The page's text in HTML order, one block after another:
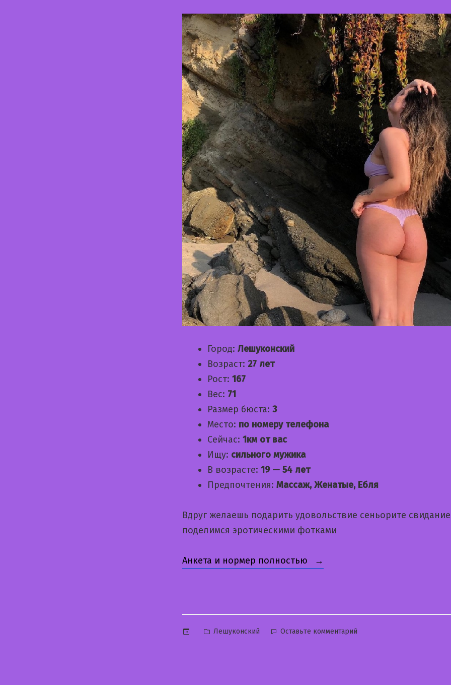
Город: Лешуконский
Возраст: 27 лет
Рост: 167
Вес: 71
Размер бюста: 3
Место: по номеру телефона
Сейчас: 1км от вас
Ищу: сильного мужика
В возрасте: 19 — 54 лет
Предпочтения: Массаж, Женатые, Ебля
Вдруг желаешь подарить удовольствие сеньорите
поделимся эротическими фотками
Анкета и нормер полностью «Иринка»
Опубликовано
Лешуконский Оставьте комментарий